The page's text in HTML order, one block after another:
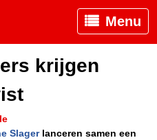
Menu
krijgen
Slagerlanceren samen een